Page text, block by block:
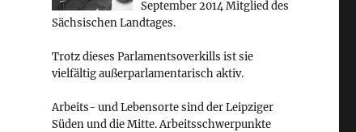
September 2014 Mitglied des
Sächsischen Landtages.
Trotz dieses Parlamentsoverkills ist sie
vielfältig außerparlamentarisch aktiv.
Arbeits- und Lebensorte sind der Leipziger
Süden und die Mitte. Arbeitsschwerpunkte